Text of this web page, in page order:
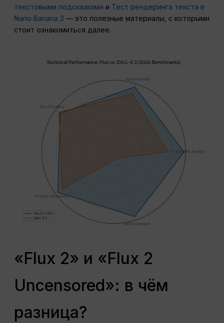
текстовыми подсказками и Тест рендеринга текста в
Nano Banana 2 — это полезные материалы, с которыми
стоит ознакомиться далее.
«Flux 2» и «Flux 2
Uncensored»: в чём
разница?